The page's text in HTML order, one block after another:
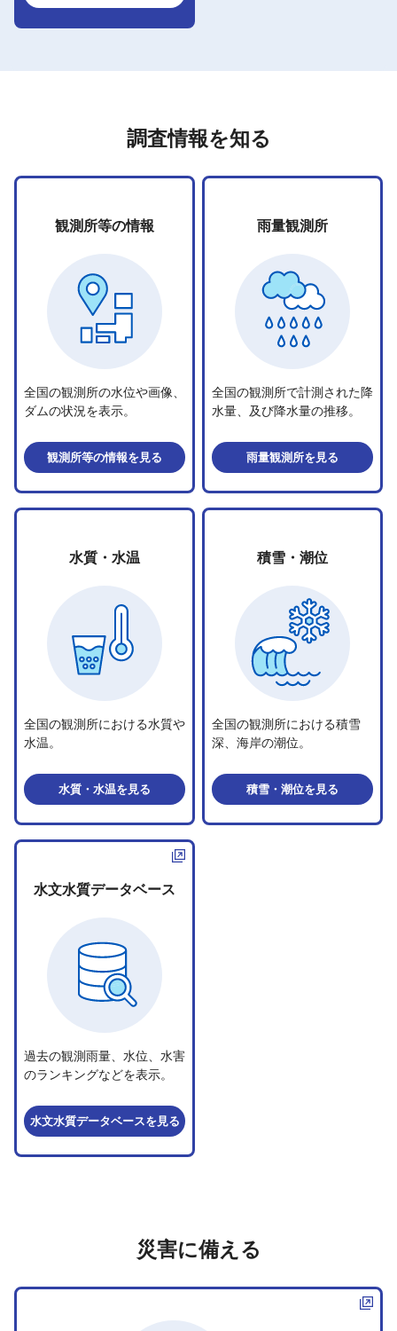
調査情報を知る
観測所等の情報
全国の観測所の水位や画像、
ダムの状況を表示。
観測所等の情報を見る
雨量観測所
全国の観測所で計測された降
水量、及び降水量の推移。
雨量観測所を見る
水質・水温
全国の観測所における水質や
水温。
水質・水温を見る
積雪・潮位
全国の観測所における積雪
深、海岸の潮位。
積雪・潮位を見る
水文水質データベース
過去の観測雨量、水位、水害
のランキングなどを表示。
水文水質データベースを見る
災害に備える